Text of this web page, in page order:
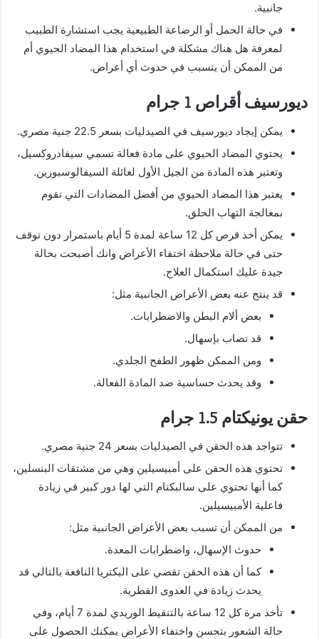
جانبية.
في حالة الحمل أو الرضاعة الطبيعية يجب استشارة الطبيب
لمعرفة هل هناك مشكلة في استخدام هذا المضاد الحيوي أم
من الممكن أن يتسبب في حدوث أي أعراض.
ديورسيف أقراص 1 جرام
يمكن إيجاد ديورسيف في الصيدليات بسعر 22.5 جنية مصري.
يحتوي المضاد الحيوي على مادة فعالة تسمي سيفادروكسيل،
وتعتبر هذه المادة من الجيل الأول لعائلة السيفالوسبورين.
يعتبر هذا المضاد الحيوي من أفضل المضادات التي تقوم
بمعالجة التهاب الحلق.
يمكن أخذ قرص كل 12 ساعة لمدة 5 أيام باستمرار دون توقف
حتى في حالة ملاحظة اختفاء الأعراض وانك أصبحت بحالة
جيدة عليك استكمال العلاج.
قد ينتج عنه بعض الأعراض الجانبية مثل:
بعض ألام البطن والاضطرابات.
قد تصاب بإسهال.
ومن الممكن ظهور الطفح الجلدي.
وقد يحدث حساسية ضد المادة الفعالة.
حقن يونيكتام 1.5 جرام
تتواجد هذه الحقن في الصيدليات بسعر 24 جنية مصري.
تحتوي هذه الحقن على أمبيسيلين وهي من مشتقات البنسلين،
كما أنها تحتوي على سالبكتام التي لها دور كبير في زيادة
فاعلية الأمبيسيلين.
من الممكن أن تسبب بعض الأعراض الجانبية مثل:
حدوث الإسهال، واضطرابات المعدة.
كما أن هذه الحقن تقضي على البكتريا النافعة بالتالي قد
يحدث زيادة في العدوى الفطرية.
تأخذ مرة كل 12 ساعة بالتنقيط الوريدي لمدة 7 أيام، وفي
حالة الشعور بتحسن واختفاء الأعراض يمكنك الحصول على